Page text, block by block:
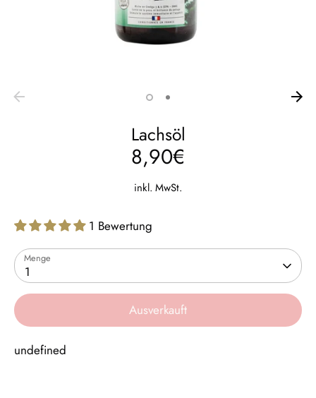
Lachsöl
8,90€
inkl. MwSt.
1 Bewertung
Menge
1
Ausverkauft
undefined